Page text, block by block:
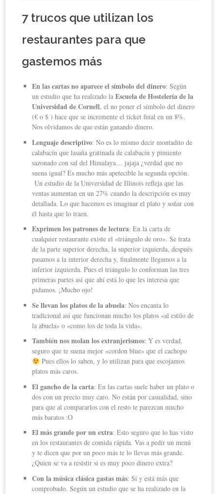
7 trucos que utilizan los
restaurantes para que
gastemos más
En las cartas no aparece el símbolo del dinero: Según
un estudio que ha realizado la Escuela de Hostelería de la
Universidad de Cornell, el no poner el símbolo del dinero
(€ o $ ) hace que se incremente el ticket final en un 8%.
Nos olvidamos de que están ganando dinero.
Lenguaje descriptivo: No es lo mismo decir montadito de
calabacín que lasaña gratinada de calabacín y pimiento
sazonado con sal del Himalaya… jajaja ¿verdad que no
suena igual? Es mucho más apetecible la segunda opción.
Un estudio de la Universidad de Illinois refleja que las
ventas aumentan en un 27% cuando la descripción es muy
detallada. Lo que hacemos es imaginar el plato y soñar con
él hasta que lo traen.
Exprimen los patrones de lectura: En la carta de
cualquier restaurante existe el «triángulo de oro». Se trata
de la parte superior derecha, la superior izquierda, después
pasamos a la interior derecha y, finalmente llegamos a la
inferior izquierda. Pues el triángulo lo conforman las tres
primeras partes así que ahí está lo que les interesa que
pidamos. ¡Mucho ojo!
Se llevan los platos de la abuela: Nos encanta lo
tradicional así que funcionan mucho los platos «al estilo de
la abuela» o «como los de toda la vida».
También nos molan los extranjerismos: Y es verdad,
seguro que te suena mejor «cordon blue» que el cachopo
Pues ellos lo saben, y lo utilizan para que escojamos
platos más caros.
El gancho de la carta: En las cartas suele haber un plato o
dos con un precio muy caro. No están por casualidad, sino
para que al compararlos con el resto te parezcan mucho
más baratos :O
El más grande por un extra: Esto seguro que lo has visto
en los restaurantes de comida rápida. Vas a pedir un menú
y te dicen que por un poco más te lo llevas más grande.
¿Quien se va a resistir si es muy poco dinero extra?
Con la música clásica gastas más: Sí y está más que
comprobado. Según un estudio que se ha realizado en la